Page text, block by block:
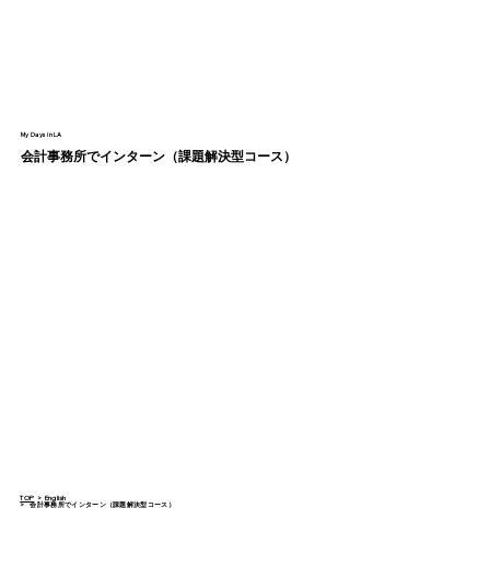
My Days in LA
会計事務所でインターン（課題解決型コース）
TOP > English
> 会計事務所でインターン（課題解決型コース）